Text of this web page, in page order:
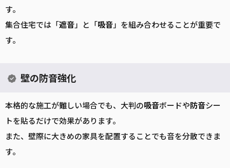
す。
集合住宅では「遮音」と「吸音」を組み合わせることが重要で
す。
壁の防音強化
本格的な施工が難しい場合でも、大判の吸音ボードや防音シー
トを貼るだけで効果があります。
また、壁際に大きめの家具を配置することでも音を分散できま
す。